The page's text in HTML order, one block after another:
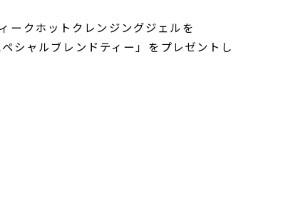
クホットクレンジングジェルを
ャルブレンドティー」をプレゼントし